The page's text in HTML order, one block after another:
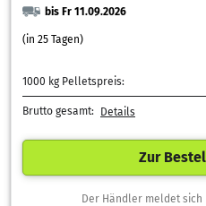
bis Fr 11.09.2026
(in 25 Tagen)
1000 kg Pelletspreis:
Brutto gesamt: Details
Zur
Der Händler meldet